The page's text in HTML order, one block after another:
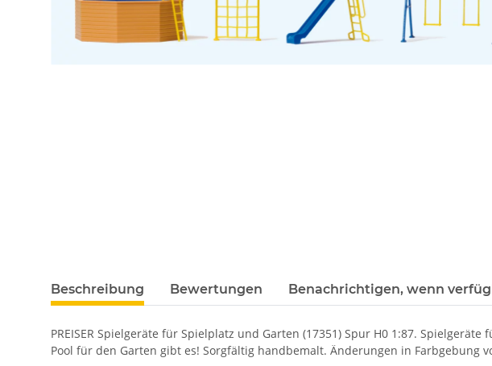
Beschreibung Bewertungen Benachrichtigen, wenn
PREISER Spielgeräte für Spielplatz und Garten (17351) Spur H0 1:87.
Pool für den Garten gibt es! Sorgfältig handbemalt. Änderungen in Farbgebung